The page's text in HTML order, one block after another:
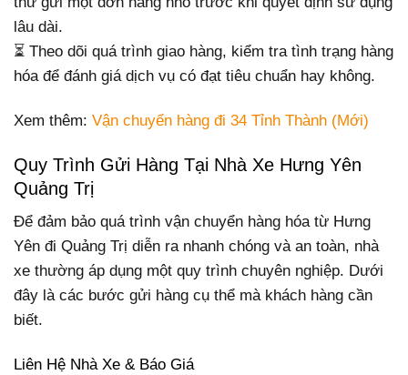
lâu dài.
⏳ Theo dõi quá trình giao hàng, kiểm tra tình trạng hàng
hóa để đánh giá dịch vụ có đạt tiêu chuẩn hay không.
Xem thêm: Vận chuyển hàng đi 34 Tỉnh Thành (Mới)
Quy Trình Gửi Hàng Tại Nhà Xe Hưng Yên
Quảng Trị
Để đảm bảo quá trình vận chuyển hàng hóa từ Hưng
Yên đi Quảng Trị diễn ra nhanh chóng và an toàn, nhà
xe thường áp dụng một quy trình chuyên nghiệp. Dưới
đây là các bước gửi hàng cụ thể mà khách hàng cần
biết.
Liên Hệ Nhà Xe & Báo Giá